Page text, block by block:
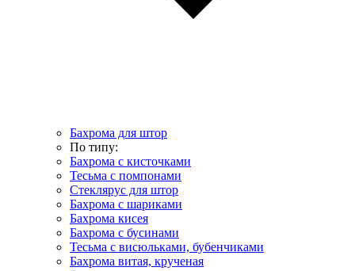
Бахрома для штор
По типу:
Бахрома с кисточками
Тесьма с помпонами
Стеклярус для штор
Бахрома с шариками
Бахрома кисея
Бахрома с бусинами
Тесьма с висюльками, бубенчиками
Бахрома витая, крученая